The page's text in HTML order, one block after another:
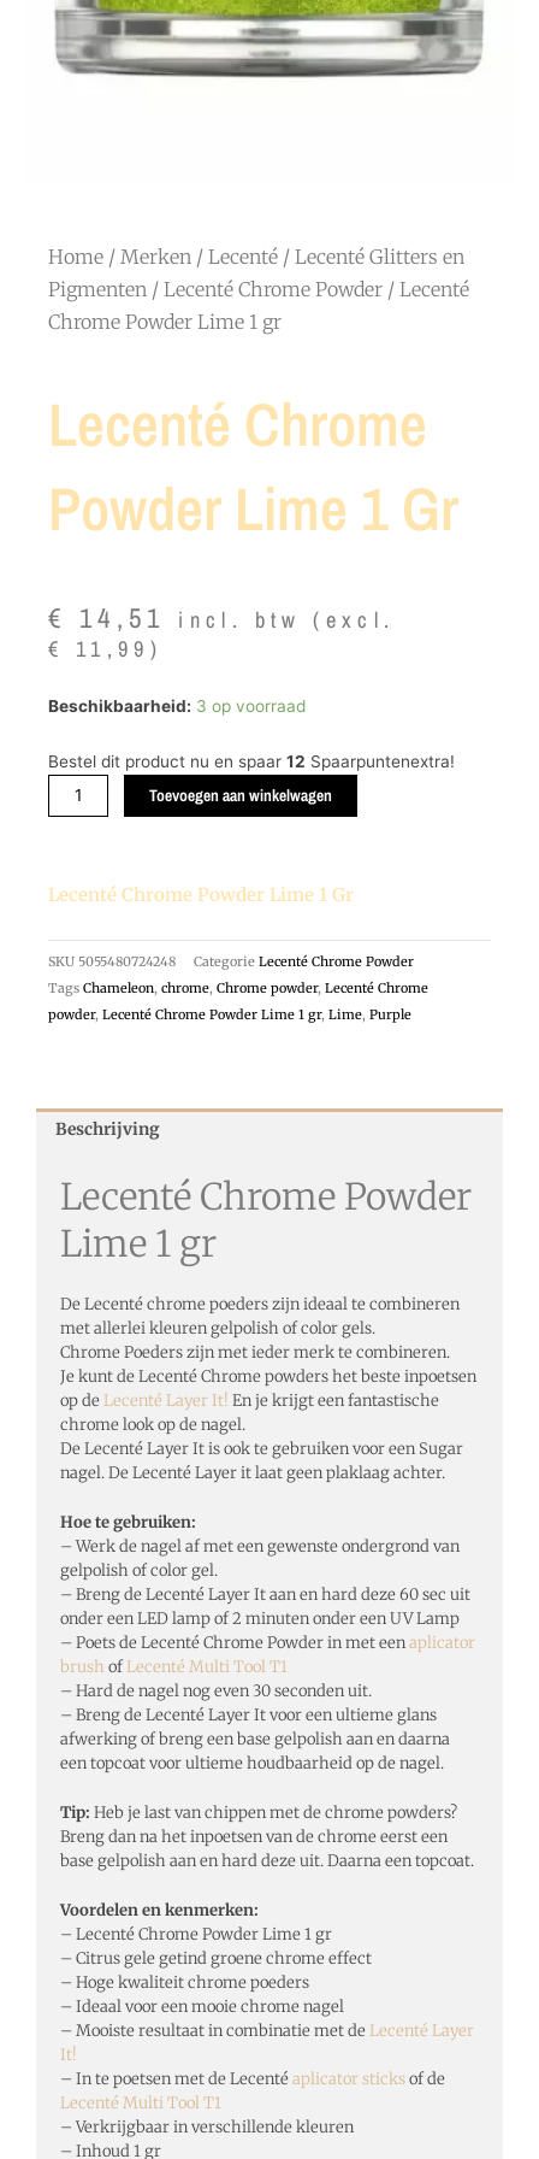
Home / Merken / Lecenté / Lecenté Glitters en
Pigmenten / Lecenté Chrome Powder / Lecenté
Chrome Powder Lime 1 gr
Lecenté Chrome
Powder Lime 1 Gr
€ 14,51
incl. btw (excl.
€
11,99 )
Beschikbaarheid: 3 op voorraad
Bestel dit product nu en spaar 12 Spaarpuntenextra!
Lecenté
Powder
Toevoegen aan winkelwagen
Lecenté Chrome Powder Lime 1 Gr
SKU 5055480724248 Categorie Lecenté Chrome Powder
Tags Chameleon, chrome, Chrome powder, Lecenté Chrome
powder, Lecenté Chrome Powder Lime 1 gr, Lime, Purple
Beschrijving
Lecenté Chrome Powder
Lime 1 gr
De Lecenté chrome poeders zijn ideaal te combineren
met allerlei kleuren gelpolish of color gels.
Chrome Poeders zijn met ieder merk te combineren.
Je kunt de Lecenté Chrome powders het beste inpoetsen
op deLecenté Layer It! En je krijgt een fantastische
chrome look op de nagel.
De Lecenté Layer It is ook te gebruiken voor een Sugar
nagel. De Lecenté Layer it laat geen plaklaag achter.
Hoe te gebruiken:
– Werk de nagel af met een gewenste ondergrond van
gelpolish of color gel.
– Breng de Lecenté Layer It aan en hard deze 60 sec uit
onder een LED lamp of 2 minuten onder een UV Lamp
– Poets de Lecenté Chrome Powder in met eenaplicator
brush ofLecenté Multi Tool T1
– Hard de nagel nog even 30 seconden uit.
– Breng de Lecenté Layer It voor een ultieme glans
afwerking of breng een base gelpolish aan en daarna
een topcoat voor ultieme houdbaarheid op de nagel.
Tip: Heb je last van chippen met de chrome powders?
Breng dan na het inpoetsen van de chrome eerst een
base gelpolish aan en hard deze uit. Daarna een topcoat.
Voordelen en kenmerken:
– Lecenté Chrome Powder Lime 1 gr
– Citrus gele getind groene chrome effect
– Hoge kwaliteit chrome poeders
– Ideaal voor een mooie chrome nagel
– Mooiste resultaat in combinatie met deLecenté Layer
It!
– In te poetsen met de Lecentéaplicator sticksof de
Lecenté Multi Tool T1
– Verkrijgbaar in verschillende kleuren
– Inhoud 1 gr